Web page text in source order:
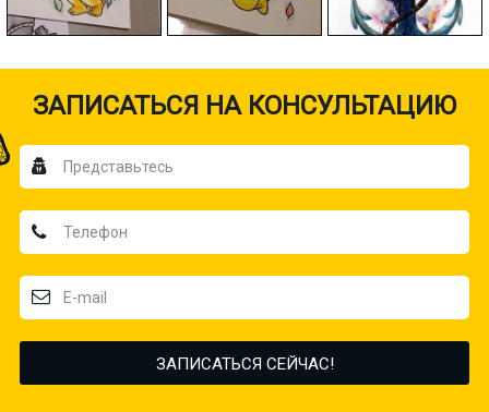
ЗАПИСАТЬСЯ НА КОНСУЛЬТАЦИЮ